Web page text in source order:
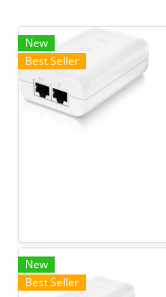
New
Best Seller
New
Best Seller